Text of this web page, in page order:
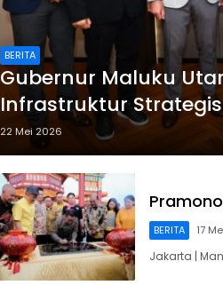
BERITA
Gubernur Maluku
Infrastruktur
22 Mei 2026
BERITA 17
Jakarta |